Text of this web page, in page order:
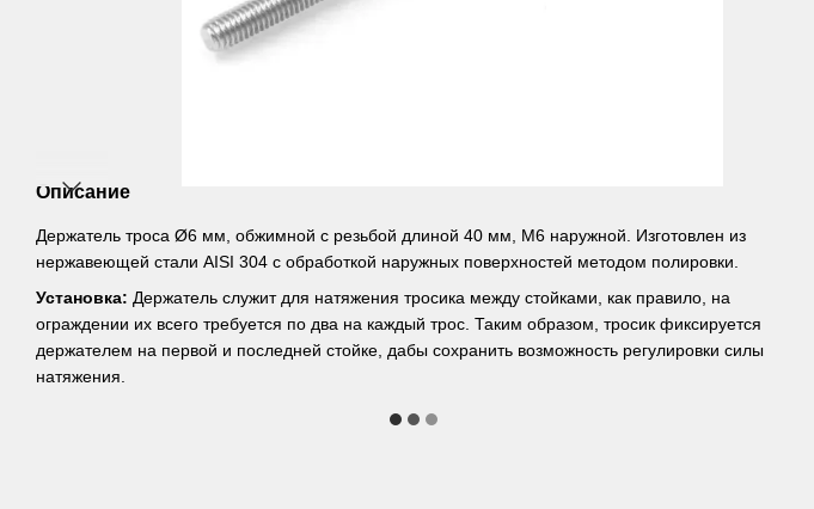
Описание
Держатель троса Ø6 мм, обжимной с резьбой длиной 40 мм, М6 наружной. Изготовлен из
нержавеющей стали AISI 304 с обработкой наружных поверхностей методом полировки.
Установка: Держатель служит для натяжения тросика между стойками, как правило, на
ограждении их всего требуется по два на каждый трос. Таким образом, тросик фиксируется
держателем на первой и последней стойке, дабы сохранить возможность регулировки силы
натяжения.